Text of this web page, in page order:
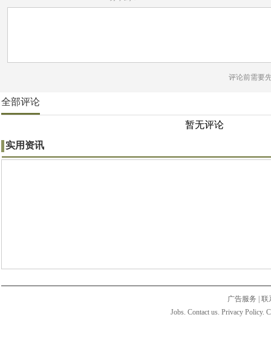
评论前需要
全部评论
暂无评论
实用资讯
广告服务
联
Jobs. Contact us. Privacy Policy.